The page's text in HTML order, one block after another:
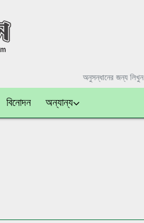
বিনোদন অন্যান্য